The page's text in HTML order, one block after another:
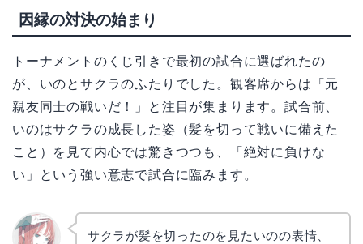
因縁の対決の始まり
トーナメントのくじ引きで最初の試合に選ばれたの
が、いのとサクラのふたりでした。観客席からは「元
親友同士の戦いだ！」と注目が集まります。試合前、
いのはサクラの成長した姿（髪を切って戦いに備えた
こと）を見て内心では驚きつつも、「絶対に負けな
い」という強い意志で試合に臨みます。
サクラが髪を切ったのを見たいのの表情、